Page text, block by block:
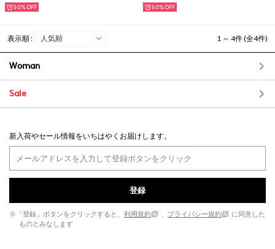
50% 50%
表示順 : 1 ～ 4件 (全4件)
Woman
Sale
新入荷やセール情報をいちはやくお届けします。
登録
※「登録」ボタンをクリックすると、 利用規約 、 プライバシー規約
に同意した
ものとみなします